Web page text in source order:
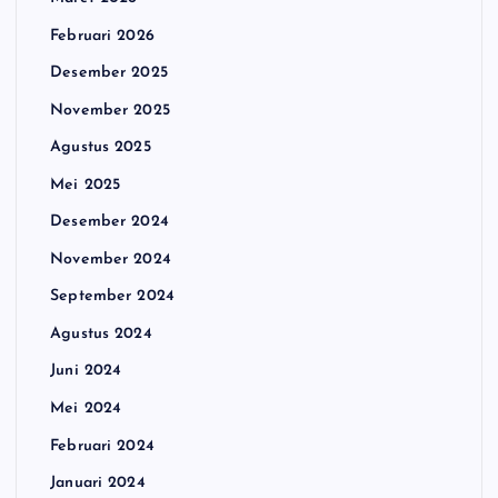
Februari 2026
Desember 2025
November 2025
Agustus 2025
Mei 2025
Desember 2024
November 2024
September 2024
Agustus 2024
Juni 2024
Mei 2024
Februari 2024
Januari 2024